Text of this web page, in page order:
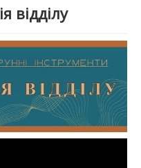
відділу